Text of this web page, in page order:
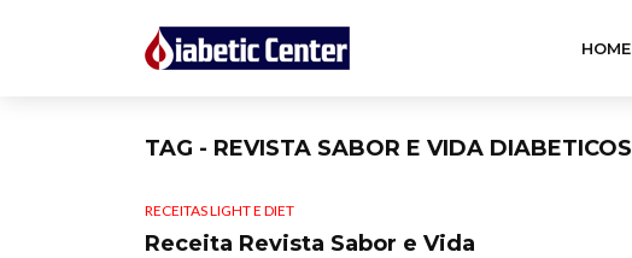
HOME
TAG - REVISTA SABOR E VIDA DIABETICOS
RECEITAS LIGHT E DIET
Receita Revista Sabor e Vida